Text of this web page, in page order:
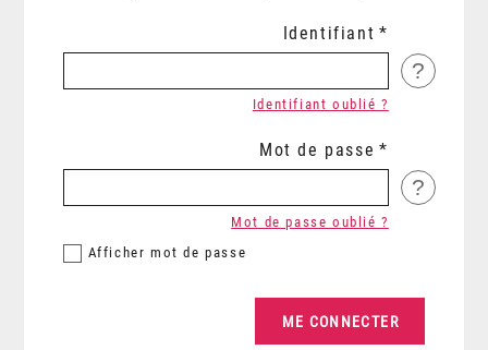
Identifiant
?
Identifiant oublié ?
Mot de passe
?
Afficher mot de passe
Mot de passe oublié ?